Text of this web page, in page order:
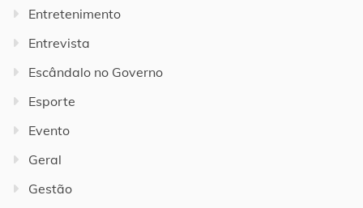
Entretenimento
Entrevista
Escândalo no Governo
Esporte
Evento
Geral
Gestão